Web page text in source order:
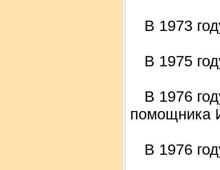
В 1973
В 1975
В 1976
помощника
В 1976